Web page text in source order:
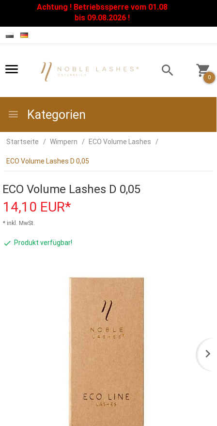
Achtung ! Betriebssperre vom 01.08
bis 09.08.2026 !
0
Kategorien
Startseite Wimpern ECO Volume Lashes
ECO Volume Lashes D 0,05
ECO Volume Lashes D 0,05
14,10 EUR*
* inkl. MwSt.
Produkt verfügbar!